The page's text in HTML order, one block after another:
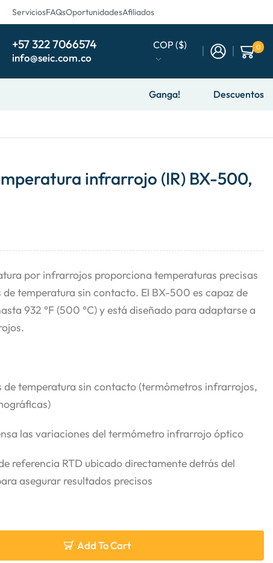
ServiciosFAQsOportunidadesAfiliados
+57 322 7066574
info@seic.com.co
COP ($) 0
Ganga! Descuentos
infrarrojo (IR) BX-500,
por infrarrojos proporciona temperaturas precisas
temperatura sin contacto. El BX-500 es capaz de
932 °F (500 °C) y está diseñado para adaptarse a
temperatura sin contacto (termómetros infrarrojos,
las variaciones del termómetro infrarrojo óptico
referencia RTD ubicado directamente detrás del
asegurar resultados precisos
Add To Cart